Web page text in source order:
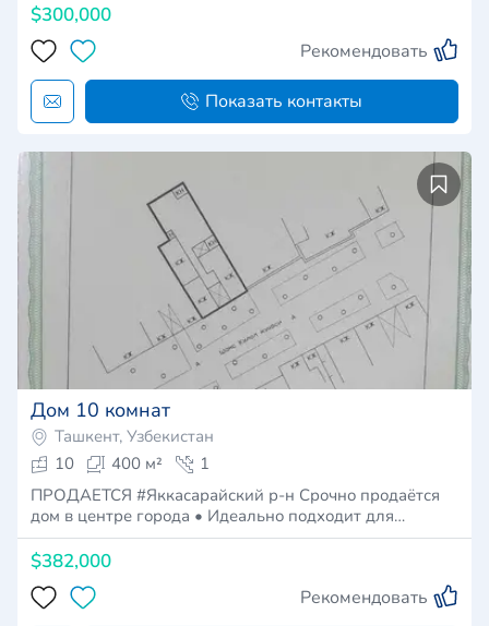
$300,000
Рекомендовать
Показать контакты
Дом 10 комнат
Ташкент, Узбекистан
10
400 м²
1
ПРОДАЕТСЯ #Яккасарайский р-н Срочно продаётся
дом в центре города • Идеально подходит для…
$382,000
Рекомендовать